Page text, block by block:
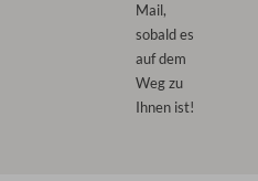
Mail,
sobald es
auf dem
Weg zu
Ihnen ist!